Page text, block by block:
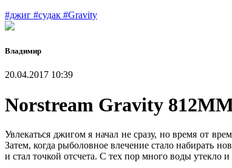
#джиг #судак #Gravity
Владимир
20.04.2017 10:39
Norstream Gravity
Увлекаться джигом я начал не сразу, но время от
Затем, когда рыболовное влечение стало набирать
и стал точкой отсчета. С тех пор много воды утекло